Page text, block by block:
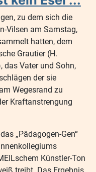
zu dem sich die
Vilsen am Samstag,
hatten, dem
Grautier (H.
das Vater und Sohn,
der sie
Wegesrand zu
Kraftanstrengung
„Pädagogen-Gen“
Künstler-Ton